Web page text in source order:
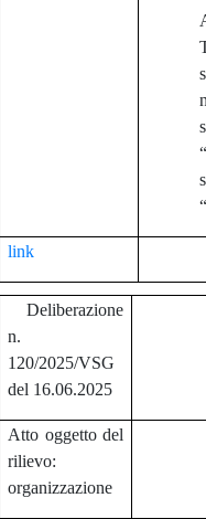
link
Deliberazione
n.
120/2025/VSG
del 16.06.2025
Atto oggetto del
rilievo:
organizzazione